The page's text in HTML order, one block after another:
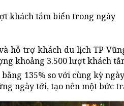
khách tắm biển trong ngày
hỗ trợ khách du lịch TP
khoảng 3.500 lượt khách
135% so với cùng kỳ
ngày tới, tạo nên một bức